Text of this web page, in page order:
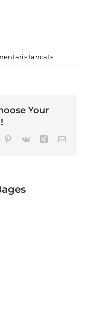
tancatsa abad
Your
Pinterest
Vk XingEmail